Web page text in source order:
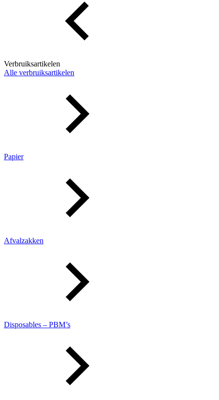
Verbruiksartikelen
Alle verbruiksartikelen
Papier
Afvalzakken
Disposables – PBM’s